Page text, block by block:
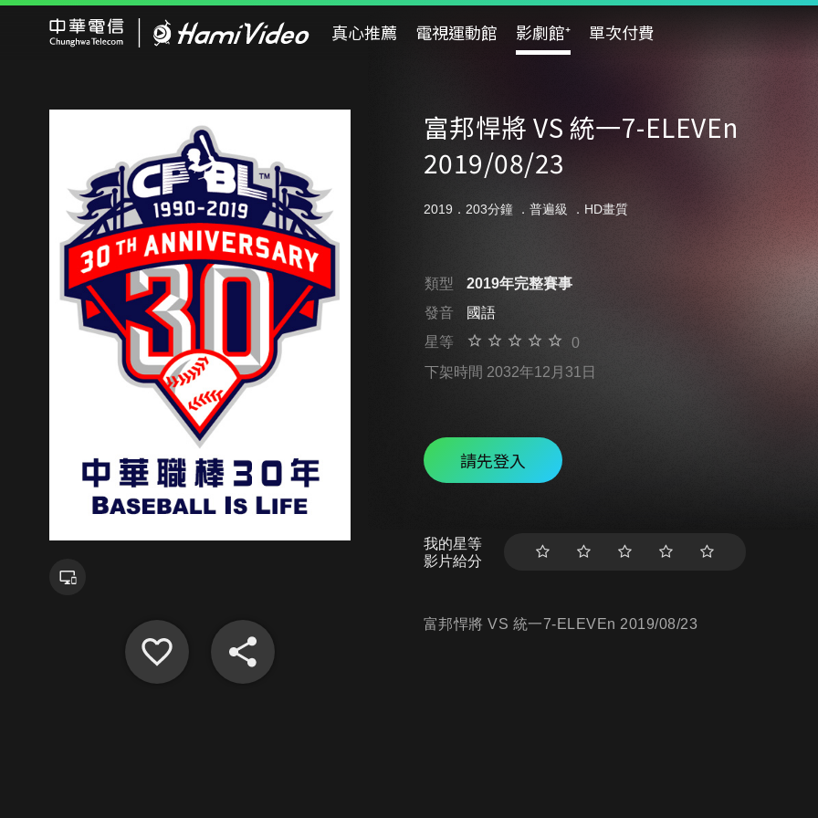
真心推薦 電視運動館 影劇館⁺ 單次付費
富邦悍將 VS 統一7-ELEVEn
2019/08/23
2019．203分鐘 ． 普遍級 ．HD畫質
類型
2019年完整賽事
發音
國語
星等
0
下架時間 2032年12月31日
請先登入
我的星等
影片給分
富邦悍將 VS 統一7-ELEVEn 2019/08/23